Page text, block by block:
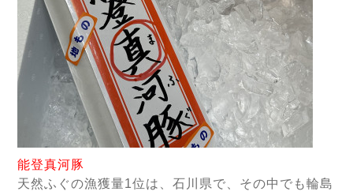
能登真河豚
天然ふぐの漁獲量1位は、石川県で、その中でも輪島